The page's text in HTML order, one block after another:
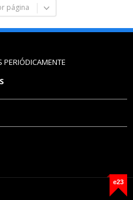
página
PERIÓDICAMENTE
e23